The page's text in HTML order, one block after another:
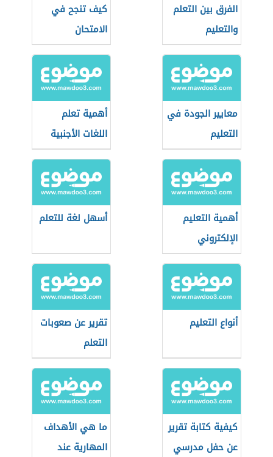
الفرق بين التعلم
والتعليم
والتدريس
كيف تنجح في
الامتحان
معايير الجودة في
التعليم
أهمية تعلم
اللغات الأجنبية
أهمية التعليم
الإلكتروني
أسهل لغة للتعلم
أنواع التعليم
تقرير عن صعوبات
التعلم
كيفية كتابة تقرير
عن حفل مدرسي
ما هي الأهداف
المهارية عند